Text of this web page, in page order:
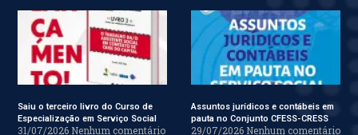
Saiu o terceiro livro do Curso de
Especialização em Serviço Social
31/07/2026 Nenhum comentário
Assuntos jurídicos e contábeis em
pauta no Conjunto CFESS-CRESS
29/07/2026 Nenhum comentário